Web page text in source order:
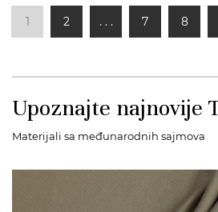
1 2 . . . 7 8
Upoznajte najnovije
Materijali sa međunarodnih sajmova